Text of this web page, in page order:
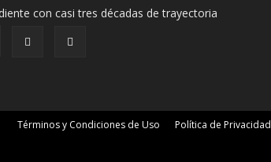
con casi tres décadas de trayectoria
Términos y Condiciones de Uso Política de Privacidad